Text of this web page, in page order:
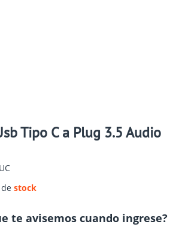
Tipo C a Plug 3.5 Audio
stock
te avisemos cuando ingrese?